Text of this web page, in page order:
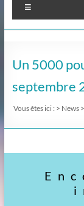
Un 5000
septembre
Vous êtes ici : > News